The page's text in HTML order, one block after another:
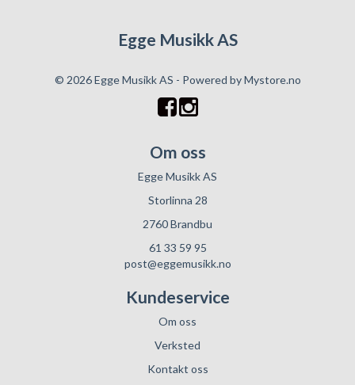
Egge Musikk AS
© 2026 Egge Musikk AS - Powered byMystore.no
Om oss
Egge Musikk AS
Storlinna 28
2760 Brandbu
61 33 59 95
post@eggemusikk.no
Kundeservice
Om oss
Verksted
Kontakt oss